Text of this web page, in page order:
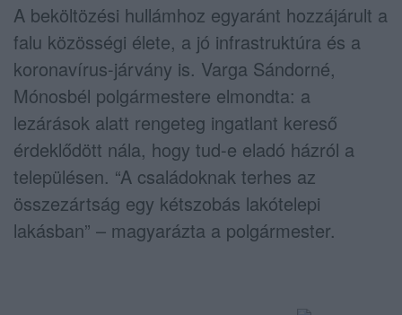
A beköltözési hullámhoz egyaránt hozzájárult a
falu közösségi élete, a jó infrastruktúra és a
koronavírus-járvány is. Varga Sándorné,
Mónosbél polgármestere elmondta: a
lezárások alatt rengeteg ingatlant kereső
érdeklődött nála, hogy tud-e eladó házról a
településen. “A családoknak terhes az
összezártság egy kétszobás lakótelepi
lakásban” – magyarázta a polgármester.